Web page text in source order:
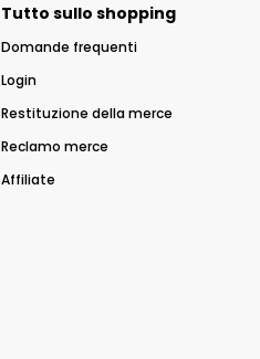
Tutto sullo shopping
Domande frequenti
Login
Restituzione della merce
Reclamo merce
Affiliate